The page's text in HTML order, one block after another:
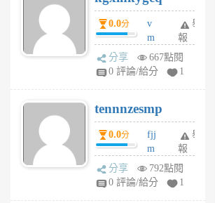
個
月
前
0.0分
v
m
sg
sr
6
個
月
前
舉
報
分享
667點閱
0 評論/給分
1
tennnzesmp
0.0分
fjj
m
w
rs
舉
報
分享
792點閱
0 評論/給分
1